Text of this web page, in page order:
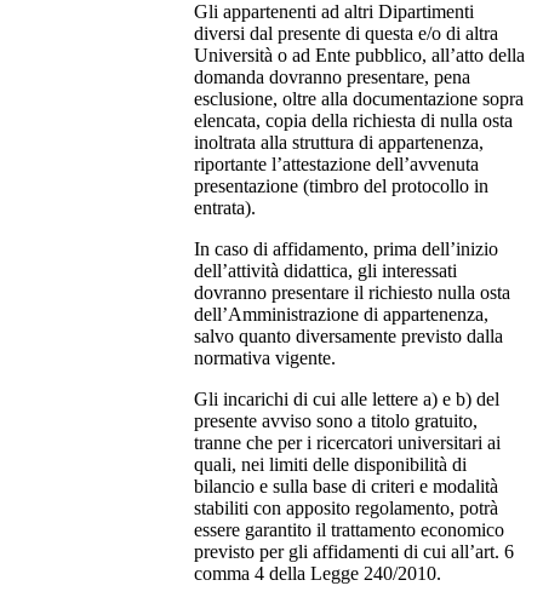
Gli appartenenti ad altri Dipartimenti
diversi dal presente di questa e/o di altra
Università o ad Ente pubblico, all’atto della
domanda dovranno presentare, pena
esclusione, oltre alla documentazione sopra
elencata, copia della richiesta di nulla osta
inoltrata alla struttura di appartenenza,
riportante l’attestazione dell’avvenuta
presentazione (timbro del protocollo in
entrata).
In caso di affidamento, prima dell’inizio
dell’attività didattica, gli interessati
dovranno presentare il richiesto nulla osta
dell’Amministrazione di appartenenza,
salvo quanto diversamente previsto dalla
normativa vigente.
Gli incarichi di cui alle lettere a) e b) del
presente avviso sono a titolo gratuito,
tranne che per i ricercatori universitari ai
quali, nei limiti delle disponibilità di
bilancio e sulla base di criteri e modalità
stabiliti con apposito regolamento, potrà
essere garantito il trattamento economico
previsto per gli affidamenti di cui all’art. 6
comma 4 della Legge 240/2010.